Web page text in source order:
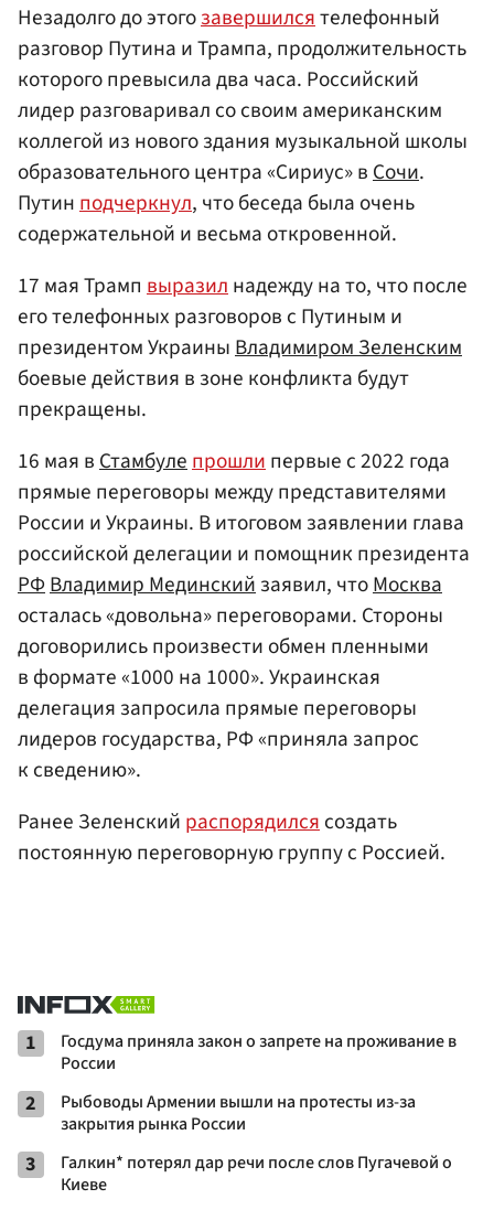
Незадолго до этогозавершилсятелефонный
разговор Путина и Трампа, продолжительность
которого превысила два часа. Российский
лидер разговаривал со своим американским
коллегой из нового здания музыкальной школы
образовательного центра «Сириус» в Сочи.
Путин подчеркнул, что беседа была очень
содержательной и весьма откровенной.
17 мая Трамп выразилнадежду на то, что после
его телефонных разговоров с Путиным и
президентом УкраиныВладимиром Зеленским
боевые действия в зоне конфликта будут
прекращены.
16 мая вСтамбулепрошлипервые с 2022 года
прямые переговоры между представителями
России и Украины. В итоговом заявлении глава
российской делегации и помощник президента
РФВладимир Мединскийзаявил, чтоМосква
осталась «довольна» переговорами. Стороны
договорились произвести обмен пленными
в формате «1000 на 1000». Украинская
делегация запросила прямые переговоры
лидеров государства, РФ «приняла запрос
к сведению».
Ранее Зеленский распорядилсясоздать
постоянную переговорную группу с Россией.
1
Госдума приняла закон о запрете на проживание в
России
2
Рыбоводы Армении вышли на протесты из-за
закрытия рынка России
3
Галкин* потерял дар речи после слов Пугачевой о
Киеве